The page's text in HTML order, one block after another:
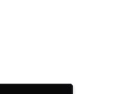
definitivas e